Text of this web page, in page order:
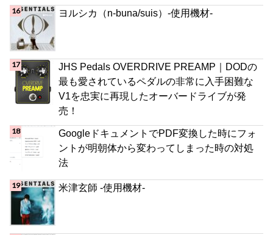
ヨルシカ（n-buna/suis）-使用機材-
JHS Pedals OVERDRIVE PREAMP｜DODの
最も愛されているペダルの非常に入手困難な
V1を忠実に再現したオーバードライブが発
売！
GoogleドキュメントでPDF変換した時にフォ
ントが明朝体から変わってしまった時の対処
法
米津玄師 -使用機材-